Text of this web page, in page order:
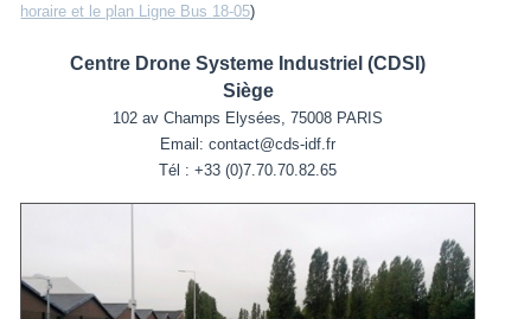
horaire et le plan Ligne Bus 18-05)
Centre Drone Systeme Industriel (CDSI)
Siège
102 av Champs Elysées, 75008 PARIS
Email: contact@cds-idf.fr
Tél : +33 (0)7.70.70.82.65